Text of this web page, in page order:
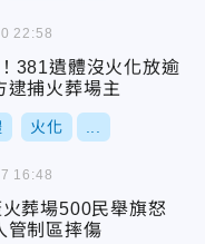
381遺體沒火化放逾
捕火葬場主
火化
22:58
葬場500民舉旗怒
制區摔傷
16:48